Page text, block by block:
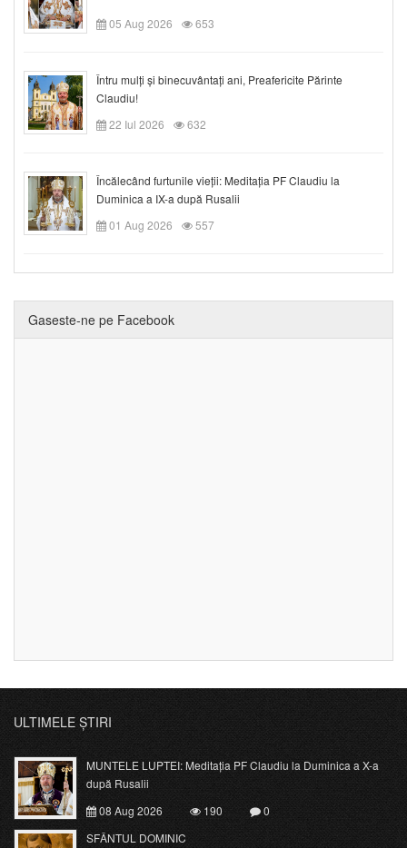
05 Aug 2026 653
Întru mulți și binecuvântați ani, Preafericite Părinte
Claudiu!
22 Iul 2026
632
Încălecând furtunile vieții: Meditația PF Claudiu la
Duminica a IX-a după Rusalii
01 Aug 2026
557
Gaseste-ne pe Facebook
ULTIMELE ȘTIRI
MUNTELE LUPTEI: Meditația PF Claudiu la Duminica a X-a
după Rusalii
08 Aug 2026
190
0
SFÂNTUL DOMINIC